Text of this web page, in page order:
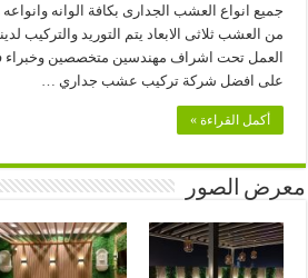
جميع انواع العشب الجدارى بكافة الوانه وانواعه
من العشب ثلاثى الابعاد يتم التوريد والتركيب
العمل تحت اشراف مهندسين متخصصين وخبراء
على افضل شركة تركيب عشب جداري …
أكمل القراءة »
معرض الصور